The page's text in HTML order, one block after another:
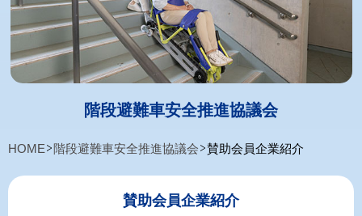
階段避難車安全推進協議会
HOME 階段避難車安全推進協議会 賛助会員企業紹介
賛助会員企業紹介